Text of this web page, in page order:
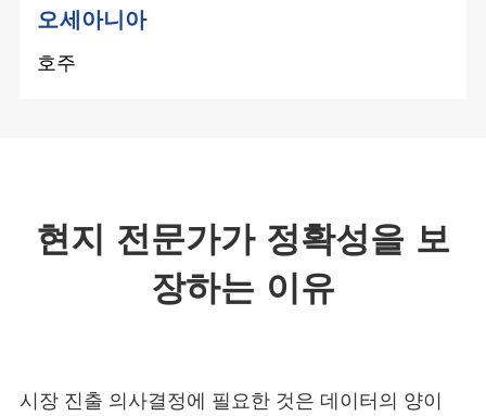
오세아니아
호주
현지 전문가가 정확성을 보
장하는 이유
시장 진출 의사결정에 필요한 것은 데이터의 양이